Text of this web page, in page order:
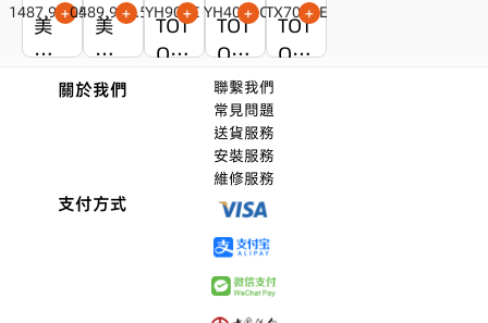
美
標
原廠正貨
+
美
標
紙
48
原廠正貨
+
TOT
O手
MOP$720
MOP$1020
+
TOT
O紙
巾
架Y
H40
6RC
大師精選
原廠正貨
MOP$400
MOP$700
+
TOT
O紙
+
關於我們
聯繫我們
常見問題
送貨服務
安裝服務
維修服務
支付方式